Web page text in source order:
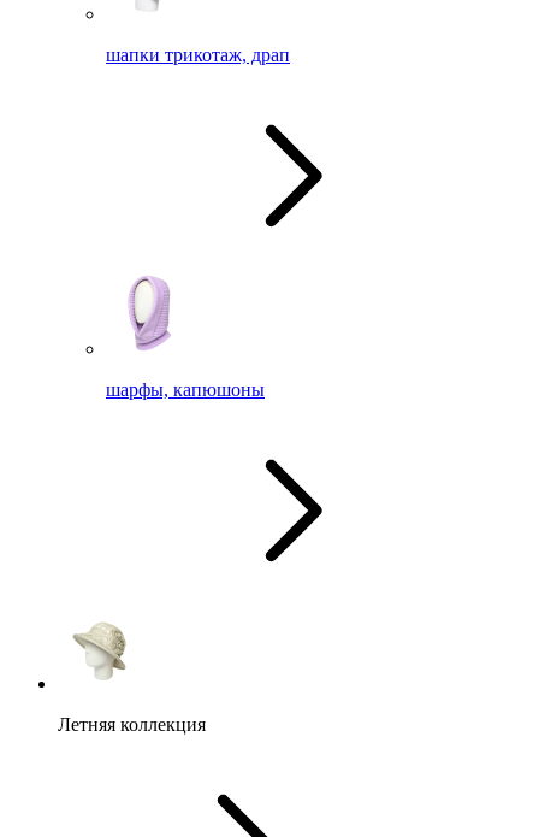
шапки трикотаж, драп
шарфы, капюшоны
Летняя коллекция